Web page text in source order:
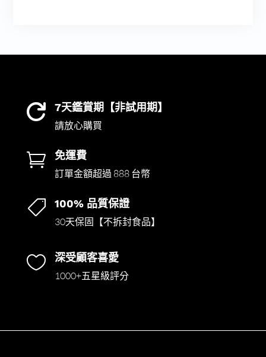
 7天鑑賞期【非試用期】
請放心購買
 免運費
訂單金額超過 888 台幣
 100% 品質保證
30天保固【不拆封食品】
 深受顧客喜愛
1000+五星級評分